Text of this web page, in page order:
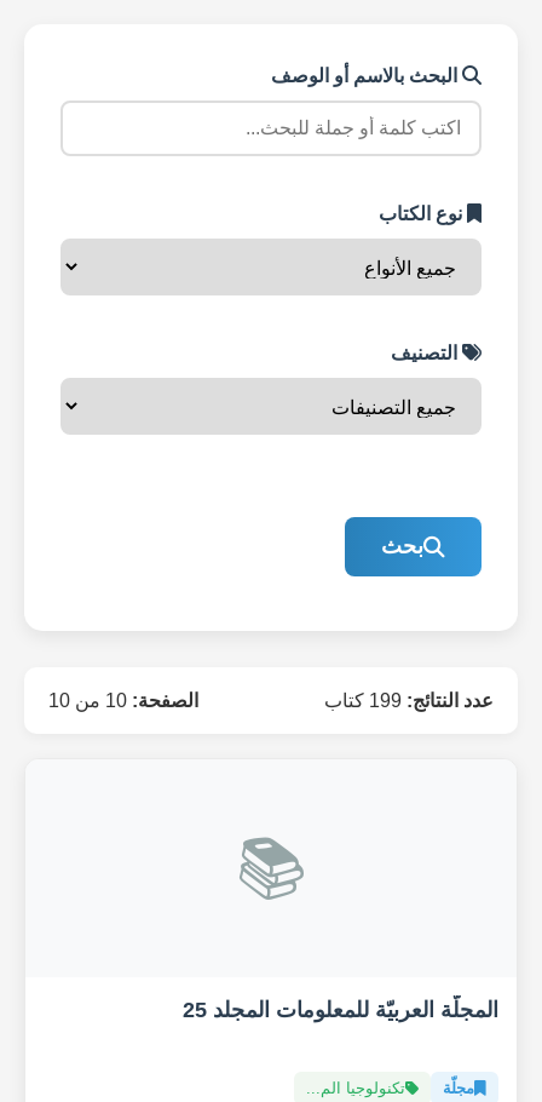
البحث بالاسم أو الوصف
نوع الكتاب
التصنيف
بحث
عدد النتائج: الصفحة:
📚
المجلّة العربيّة للمعلومات المجلد 25
مجلّة تكنولوجيا الم...